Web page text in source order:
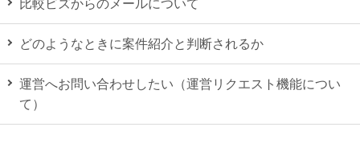
比較ビズからのメールについて
どのようなときに案件紹介と判断されるか
運営へお問い合わせしたい（運営リクエスト機能につい
て）